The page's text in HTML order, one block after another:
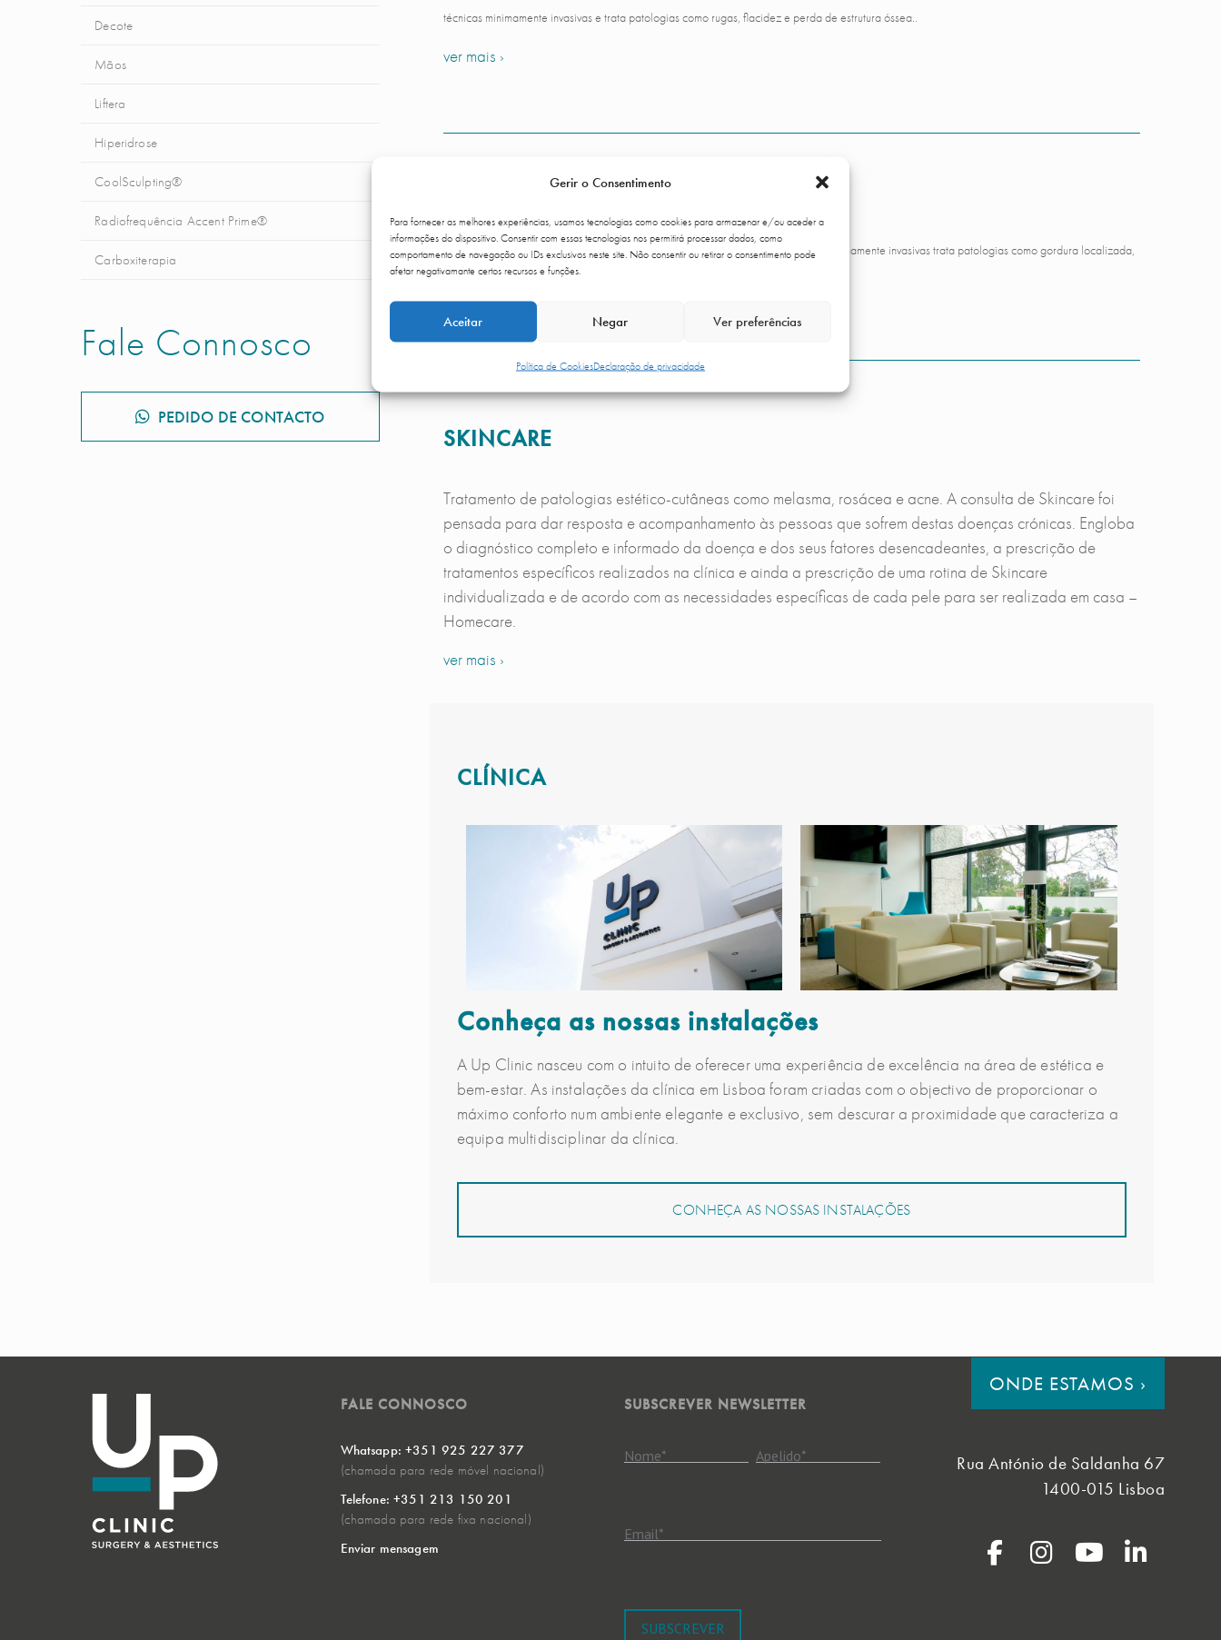
Gerir o Consentimento
Para fornecer as melhores experiências, usamos tecnologias como cookies para armazenar e/ou aceder a
informações do dispositivo. Consentir com essas tecnologias nos permitirá processar dados, como
comportamento de navegação ou IDs exclusivos neste site. Não consentir ou retirar o consentimento pode
afetar negativamante certos recursos e funções.
Aceitar Negar Ver preferências
Política de CookiesDeclaração de privacidade
Decote
Mãos
Liftera
Hiperidrose
CoolSculpting®
Radiofrequência Accent Prime®
Carboxiterapia
Fale Connosco
PEDIDO DE CONTACTO
técnicas minimamente invasivas e trata patologias como rugas, flacidez e perda de estrutura óssea..
ver mais ›
MEDICINA ESTÉTICA CORPO
Tratamentos de remodelação e rejuvenescimento corporal. Através de técnicas minimamente invasivas trata patologias como gordura localizada,
flacidez e celulite.
ver mais ›
SKINCARE
Tratamento de patologias estético-cutâneas como melasma, rosácea e acne. A consulta de Skincare foi
pensada para dar resposta e acompanhamento às pessoas que sofrem destas doenças crónicas. Engloba
o diagnóstico completo e informado da doença e dos seus fatores desencadeantes, a prescrição de
tratamentos específicos realizados na clínica e ainda a prescrição de uma rotina de Skincare
individualizada e de acordo com as necessidades específicas de cada pele para ser realizada em casa –
Homecare.
ver mais ›
CLÍNICA
Conheça as nossas instalações
A Up Clinic nasceu com o intuito de oferecer uma experiência de excelência na área de estética e
bem-estar. As instalações da clínica em Lisboa foram criadas com o objectivo de proporcionar o
máximo conforto num ambiente elegante e exclusivo, sem descurar a proximidade que caracteriza a
equipa multidisciplinar da clínica.
CONHEÇA AS NOSSAS INSTALAÇÕES
FALE CONNOSCO
Whatsapp: +351 925 227 377
(chamada para rede móvel nacional)
Telefone: +351 213 150 201
(chamada para rede fixa nacional)
Enviar mensagem
SUBSCREVER NEWSLETTER
Nome* Apelido*
Email*
SUBSCREVER
ONDE ESTAMOS ›
Rua António de Saldanha 67
1400-015 Lisboa